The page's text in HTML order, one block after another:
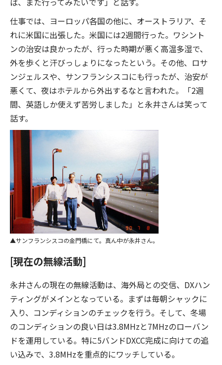
仕事では、ヨーロッパ各国の他に、オーストラリア、そ
れに米国に出張した。米国には2週間行った。ワシント
ンの治安は良かったが、行った時期が悪く高温多湿で、
外を歩くと汗びっしょりになったという。その他、ロサ
ンジェルスや、サンフランシスコにも行ったが、治安が
悪くて、夜はホテルから外出するなと言われた。「2週
間、英語しか使えず苦労しました」と永井さんは笑って
話す。
サンフランシスコの金門橋にて。真ん中が永井さん。
[現在の無線活動]
永井さんの現在の無線活動は、海外局との交信、DXハン
ティングがメインとなっている。まずは毎朝シャックに
入り、コンディションのチェックを行う。そして、冬場
のコンディションの良い日は3.8MHzと7MHzのローバン
ドを運用している。特に5バンドDXCC完成に向けての追
い込みで、3.8MHzを重点的にワッチしている。